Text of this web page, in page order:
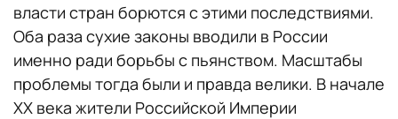
власти стран борются с этими последствиями.
Оба раза сухие законы вводили в России
именно ради борьбы с пьянством. Масштабы
проблемы тогда были и правда велики. В начале
XX века жители Российской Империи